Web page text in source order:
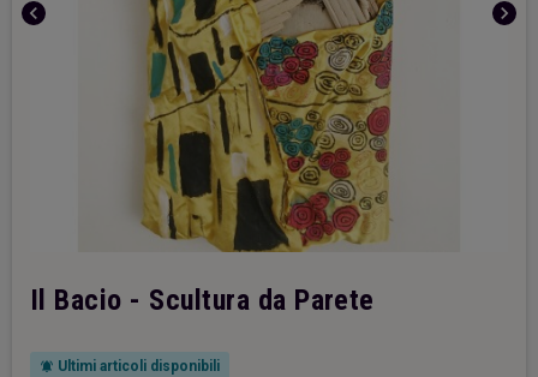
chevron_left chevron_right
Il Bacio - Scultura da Parete
notifications_active Ultimi articoli disponibili